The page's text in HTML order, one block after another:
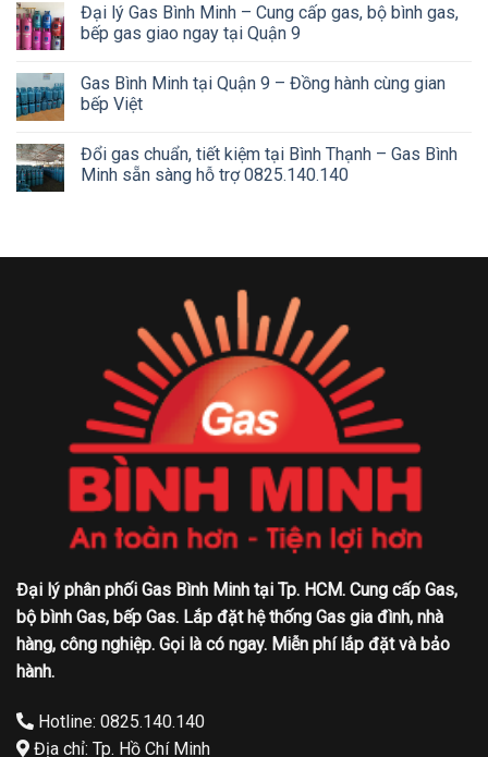
Đại lý Gas Bình Minh – Cung cấp gas, bộ bình gas,
bếp gas giao ngay tại Quận 9
Gas Bình Minh tại Quận 9 – Đồng hành cùng gian
bếp Việt
Đổi gas chuẩn, tiết kiệm tại Bình Thạnh – Gas Bình
Minh sẵn sàng hỗ trợ 0825.140.140
Đại lý phân phối Gas Bình Minh tại Tp. HCM. Cung cấp Gas,
bộ bình Gas, bếp Gas. Lắp đặt hệ thống Gas gia đình, nhà
hàng, công nghiệp. Gọi là có ngay. Miễn phí lắp đặt và bảo
hành.
Hotline: 0825.140.140
Địa chỉ: Tp. Hồ Chí Minh